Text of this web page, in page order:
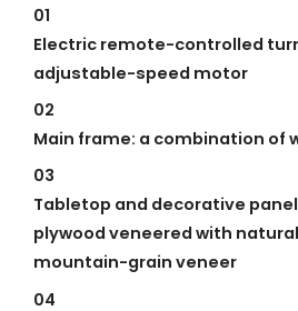
01
Electric remote-controlled
adjustable-speed motor
02
Main frame: a combination of
03
Tabletop and decorative
plywood veneered with
mountain-grain veneer
04